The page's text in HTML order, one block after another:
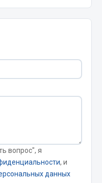
вопрос", я
, и
данных